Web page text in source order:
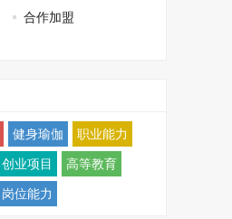
合作加盟
健身瑜伽 职业能力
创业项目 高等教育
岗位能力